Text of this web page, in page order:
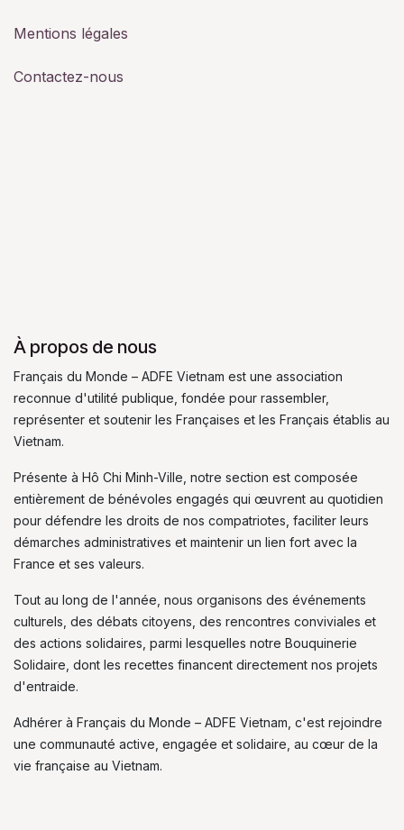
Mentions légales
Contactez-nous
À propos de nous
Français du Monde – ADFE Vietnam est une association
reconnue d'utilité publique, fondée pour rassembler,
représenter et soutenir les Françaises et les Français établis au
Vietnam.
Présente à Hô Chi Minh-Ville, notre section est composée
entièrement de bénévoles engagés qui œuvrent au quotidien
pour défendre les droits de nos compatriotes, faciliter leurs
démarches administratives et maintenir un lien fort avec la
France et ses valeurs.
Tout au long de l'année, nous organisons des événements
culturels, des débats citoyens, des rencontres conviviales et
des actions solidaires, parmi lesquelles notre Bouquinerie
Solidaire, dont les recettes financent directement nos projets
d'entraide.
Adhérer à Français du Monde – ADFE Vietnam, c'est rejoindre
une communauté active, engagée et solidaire, au cœur de la
vie française au Vietnam.